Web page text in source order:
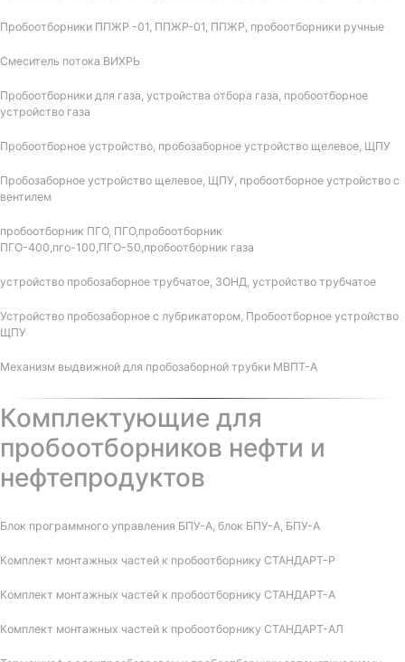
Пробоотборники ППЖР -01, ППЖР-01, ППЖР, пробоотборники ручные
Смеситель потока ВИХРЬ
Пробоотборники для газа, устройства отбора газа, пробоотборное
устройство газа
Пробоотборное устройство, пробозаборное устройство щелевое, ЩПУ
Пробозаборное устройство щелевое, ЩПУ, пробоотборное устройство с
вентилем
пробоотборник ПГО, ПГО,пробоотборник
ПГО-400,пго-100,ПГО-50,пробоотборник газа
устройство пробозаборное трубчатое, ЗОНД, устройство трубчатое
Устройство пробозаборное с лубрикатором, Пробоотборное устройство
ЩПУ
Механизм выдвижной для пробозаборной трубки МВПТ-А
Комплектующие для
пробоотборников нефти и
нефтепродуктов
Блок программного управления БПУ-А, блок БПУ-А, БПУ-А
Комплект монтажных частей к пробоотборнику СТАНДАРТ-Р
Комплект монтажных частей к пробоотборнику СТАНДАРТ-А
Комплект монтажных частей к пробоотборнику СТАНДАРТ-АЛ